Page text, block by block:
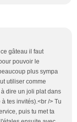
gâteau il faut
pouvoir le
plus sympa
utiliser comme
dire un joli plat dans
tes invités).<br /> Tu
puis tu met ta